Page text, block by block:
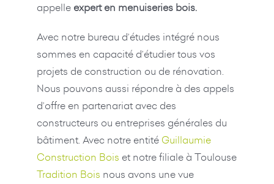
appelle expert en menuiseries bois.
Avec notre bureau d’études intégré nous
sommes en capacité d’étudier tous vos
projets de construction ou de rénovation.
Nous pouvons aussi répondre à des appels
d’offre en partenariat avec des
constructeurs ou entreprises générales du
bâtiment. Avec notre entité Guillaumie
Construction Bois et notre filiale à Toulouse
Tradition Bois nous avons une vue